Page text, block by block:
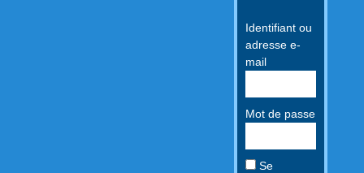
Identifiant ou
adresse e-
mail
Mot de passe
Se